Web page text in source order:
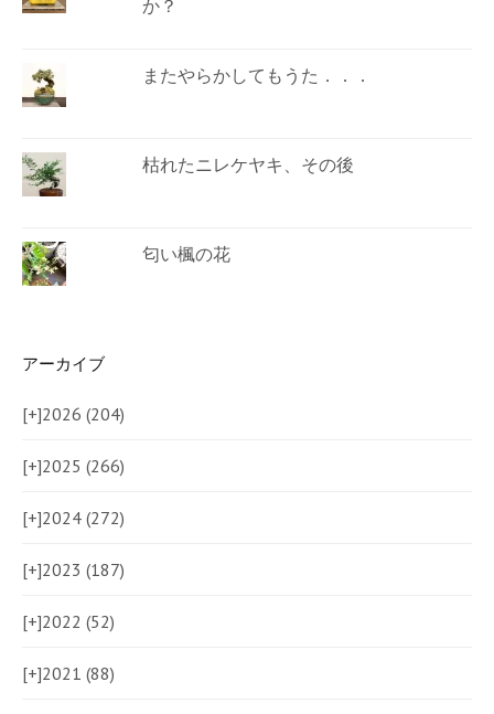
か？
またやらかしてもうた．．．
枯れたニレケヤキ、その後
匂い楓の花
アーカイブ
[+]2026 (204)
[+]2025 (266)
[+]2024 (272)
[+]2023 (187)
[+]2022 (52)
[+]2021 (88)